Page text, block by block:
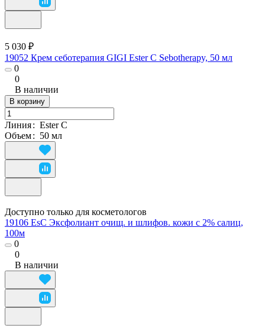
5 030 ₽
19052 Крем себотерапия GIGI Ester C Sebotherapy, 50 мл
0
0
В наличии
В корзину
Линия: Ester C
Объем: 50 мл
Доступно только для косметологов
19106 EsC Эксфолиант очищ. и шлифов. кожи с 2% салиц,
100м
0
0
В наличии